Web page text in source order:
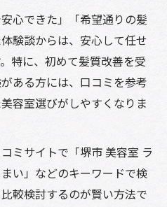
心できた」「希望通りの髪
験談からは、安心して任せ
特に、初めて髪質改善を受
ある方には、口コミを参考
容室選びがしやすくなりま
ミサイトで「堺市 美容室 ラ
い」などのキーワードで検
較検討するのが賢い方法で